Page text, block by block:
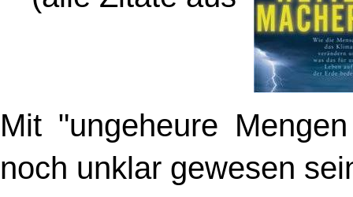
Mit "ungeheure
noch unklar gewesen